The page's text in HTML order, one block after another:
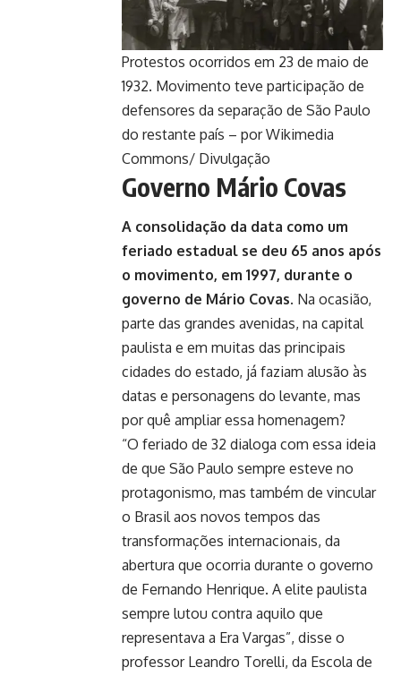
Protestos ocorridos em 23 de maio de
1932. Movimento teve participação de
defensores da separação de São Paulo
do restante país – por Wikimedia
Commons/ Divulgação
Governo Mário Covas
A consolidação da data como um
feriado estadual se deu 65 anos após
o movimento, em 1997, durante o
governo de Mário Covas. Na ocasião,
parte das grandes avenidas, na capital
paulista e em muitas das principais
cidades do estado, já faziam alusão às
datas e personagens do levante, mas
por quê ampliar essa homenagem?
“O feriado de 32 dialoga com essa ideia
de que São Paulo sempre esteve no
protagonismo, mas também de vincular
o Brasil aos novos tempos das
transformações internacionais, da
abertura que ocorria durante o governo
de Fernando Henrique. A elite paulista
sempre lutou contra aquilo que
representava a Era Vargas”, disse o
professor Leandro Torelli, da Escola de